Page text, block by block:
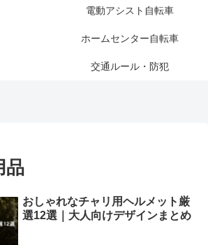
電動アシスト自転車
ホームセンター自転車
交通ルール・防犯
品
おしゃれなチャリ用ヘルメット厳
選12選｜大人向けデザインまとめ